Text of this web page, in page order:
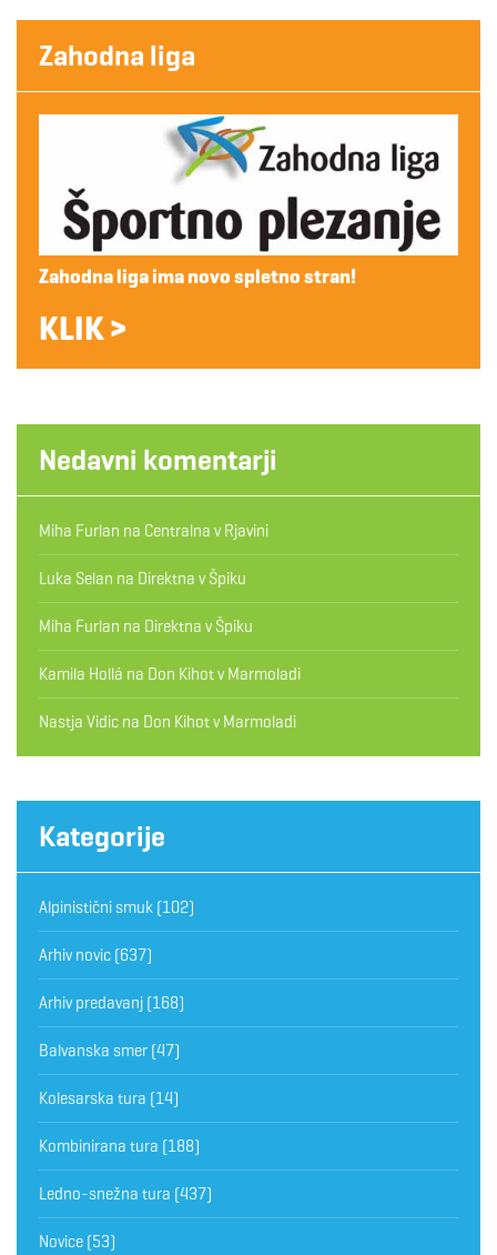
Zahodna liga
Zahodna liga ima novo spletno stran!
KLIK >
Nedavni komentarji
Miha Furlan na Centralna v Rjavini
Luka Selan na Direktna v Špiku
Miha Furlan na Direktna v Špiku
Kamila Hollá na Don Kihot v Marmoladi
Nastja Vidic na Don Kihot v Marmoladi
Kategorije
Alpinistični smuk (102)
Arhiv novic (637)
Arhiv predavanj (168)
Balvanska smer (47)
Kolesarska tura (14)
Kombinirana tura (188)
Ledno-snežna tura (437)
Novice (53)